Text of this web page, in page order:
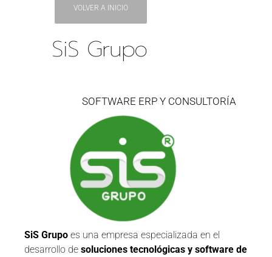
VOLVER A INICIO
SiS Grupo
SOFTWARE ERP Y CONSULTORÍA
SiS Grupo es una empresa especializada en el
desarrollo de soluciones tecnológicas y software de